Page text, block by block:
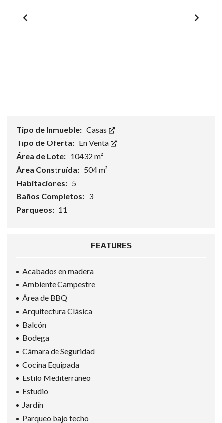
Tipo de Inmueble: Casas
Tipo de Oferta: En Venta
Área de Lote: 10432 m²
Área Construída: 504 m²
Habitaciones: 5
Baños Completos: 3
Parqueos: 11
FEATURES
Acabados en madera
Ambiente Campestre
Área de BBQ
Arquitectura Clásica
Balcón
Bodega
Cámara de Seguridad
Cocina Equipada
Estilo Mediterráneo
Estudio
Jardín
Parqueo bajo techo